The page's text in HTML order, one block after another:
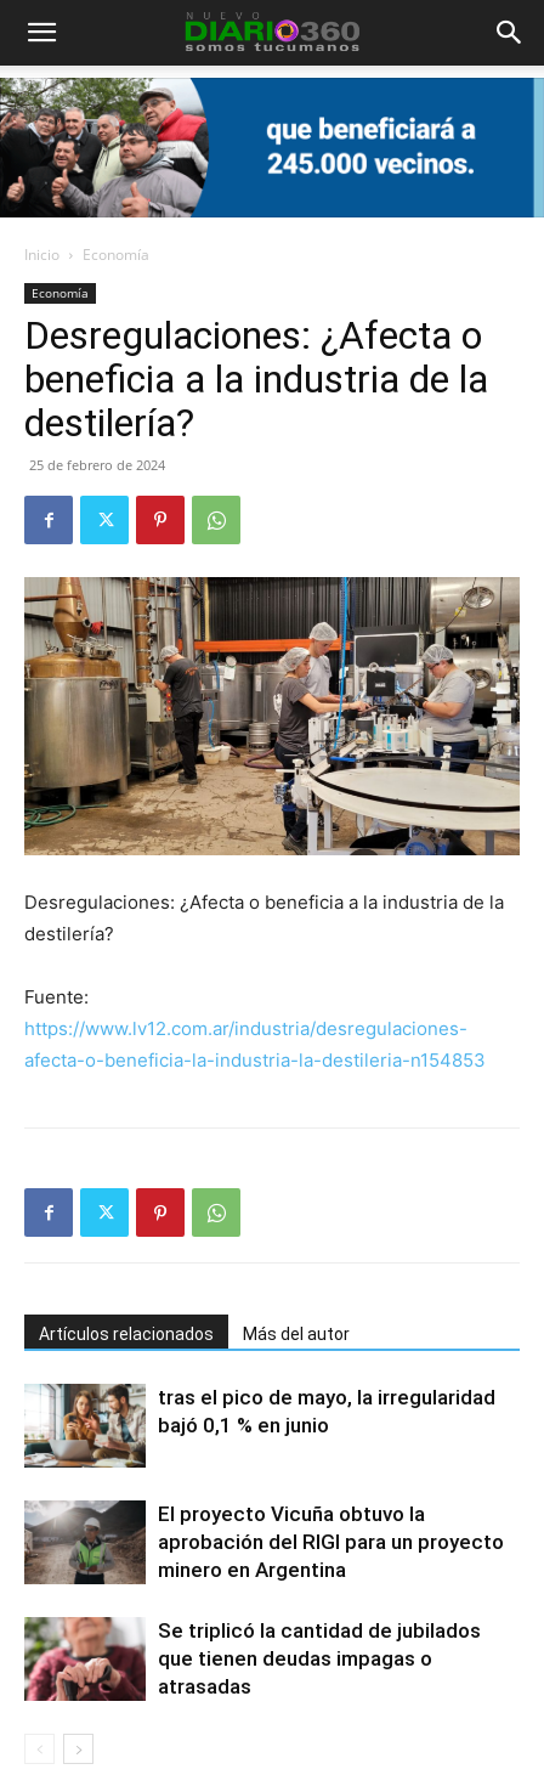
Diario
360
Inicio Economía
Economía
Desregulaciones: ¿Afecta o
beneficia a la industria de la
destilería?
25 de febrero de 2024
Desregulaciones: ¿Afecta o beneficia a la industria de la
destilería?
Fuente:
https://www.lv12.com.ar/industria/desregulaciones-
afecta-o-beneficia-la-industria-la-destileria-n154853
Artículos relacionados Más del autor
tras el pico de mayo, la irregularidad
bajó 0,1 % en junio
El proyecto Vicuña obtuvo la
aprobación del RIGI para un proyecto
minero en Argentina
Se triplicó la cantidad de jubilados
que tienen deudas impagas o
atrasadas